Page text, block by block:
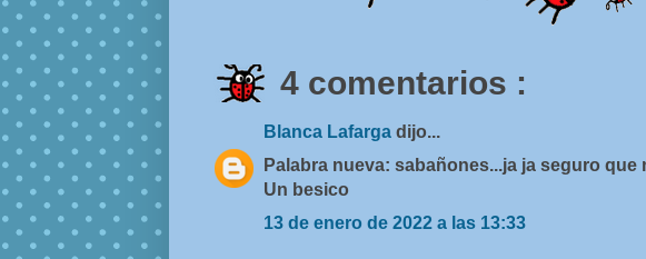
4 comentarios :
Blanca Lafarga dijo...
Palabra nueva: sabañones...ja ja seguro que
Un besico
13 de enero de 2022 a las 13:33